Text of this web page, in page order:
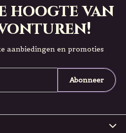
hoogte van
aanbiedingen en promoties
Abonneer